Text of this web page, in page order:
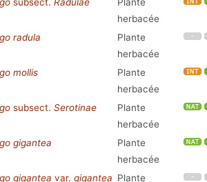
herbacée
radula
Plante
herbacée
mollis
Plante
herbacée
subsect. Serotinae
Plante
herbacée
gigantea
Plante
herbacée
gigantea var. gigantea Plante